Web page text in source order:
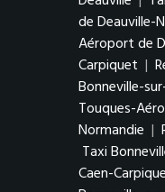
de Deauville-
Aéroport de
Carpiquet |
Bonneville-
Touques-
Normandie |
Taxi
Caen-